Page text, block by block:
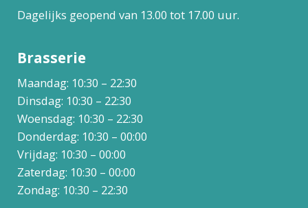
Dagelijks geopend van 13.00 tot 17.00 uur.
Brasserie
Maandag: 10:30 – 22:30
Dinsdag: 10:30 – 22:30
Woensdag: 10:30 – 22:30
Donderdag: 10:30 – 00:00
Vrijdag: 10:30 – 00:00
Zaterdag: 10:30 – 00:00
Zondag: 10:30 – 22:30